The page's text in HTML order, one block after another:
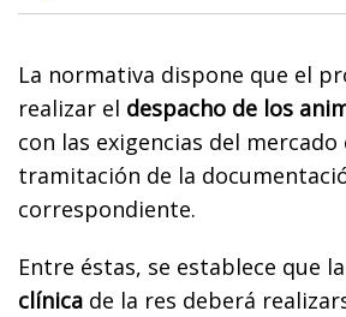
La normativa dispone que el
realizar el despacho de los
con las exigencias del
tramitación de la
correspondiente.
Entre éstas, se establece que la
clínica de la res deberá